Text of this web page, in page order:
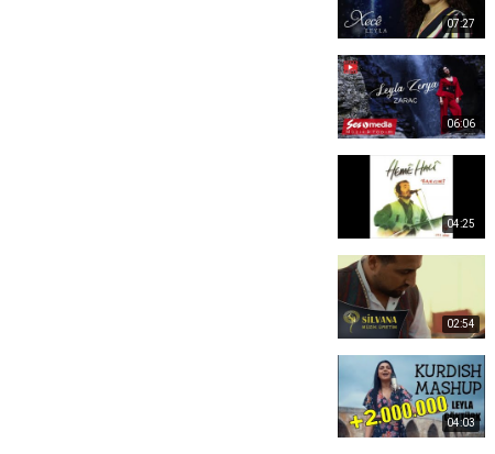
07:27
06:06
04:25
02:54
04:03